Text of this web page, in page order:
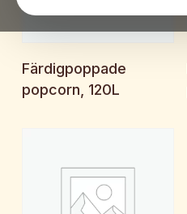
Begär offert
Färdigpoppade
popcorn, 120L